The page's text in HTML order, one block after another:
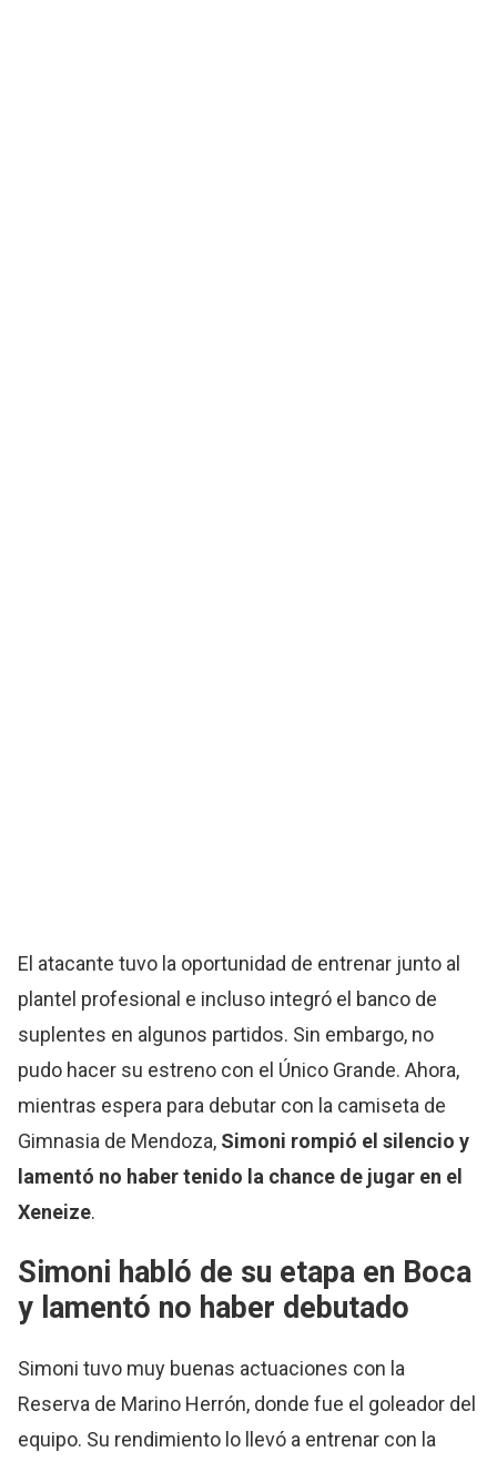
El atacante tuvo la oportunidad de entrenar junto al
plantel profesional e incluso integró el banco de
suplentes en algunos partidos. Sin embargo, no
pudo hacer su estreno con el Único Grande. Ahora,
mientras espera para debutar con la camiseta de
Gimnasia de Mendoza, Simoni rompió el silencio y
lamentó no haber tenido la chance de jugar en el
Xeneize.
Simoni habló de su etapa en Boca
y lamentó no haber debutado
Simoni tuvo muy buenas actuaciones con la
Reserva de Marino Herrón, donde fue el goleador del
equipo. Su rendimiento lo llevó a entrenar con la